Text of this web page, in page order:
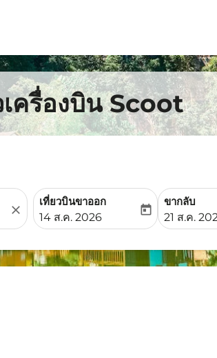
ครื่องบิน Scoot
close
เที่ยวบินขาออก
fc-booking-departure-date-aria-
14 ส.ค. 2026
today
ขากลับ
fc-
21 ส.ค.
เพื่อค้นหาข้อเสนอ